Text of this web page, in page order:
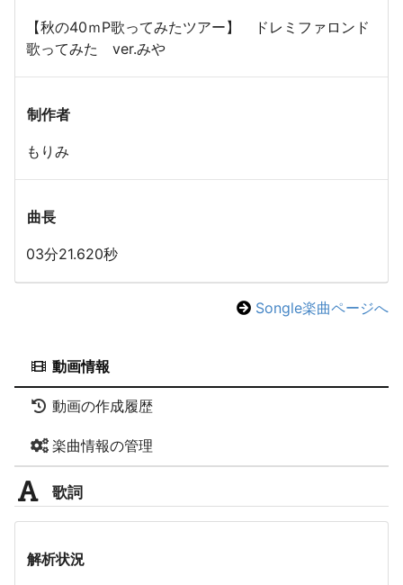
【秋の40ｍP歌ってみたツアー】 ドレミファロンド
歌ってみた ver.みや
制作者
もりみ
曲長
03分21.620秒
Songle楽曲ページへ
動画情報
動画の作成履歴
楽曲情報の管理
歌詞
解析状況